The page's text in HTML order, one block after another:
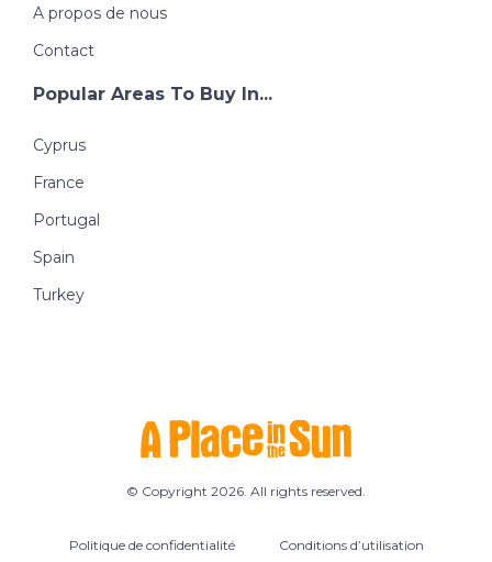
A propos de nous
Contact
Popular Areas To Buy In...
Cyprus
France
Portugal
Spain
Turkey
© Copyright 2026. All rights reserved.
Politique de confidentialité Conditions d’utilisation